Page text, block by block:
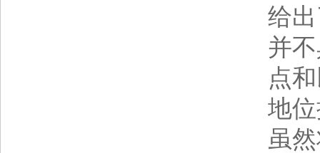
给
并
点
地
虽